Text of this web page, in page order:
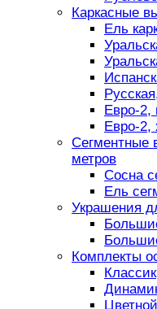
Каркасные
Ель
Евро-2,
Евро-2,
Сегментные
метров
Сосна
Ель
Украшения
Комплекты
Классик